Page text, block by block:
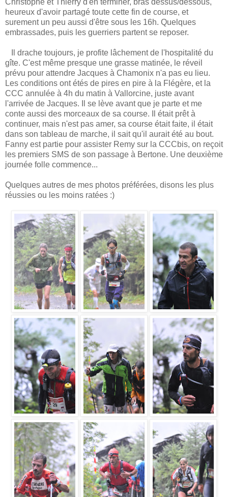
heureux d'avoir partagé toute cette fin de course, et
surement un peu aussi d'être sous les 16h. Quelques
embrassades, puis les guerriers partent se reposer.
Il drache toujours, je profite lâchement de l'hospitalité du
gîte. C'est même presque une grasse matinée, le réveil
prévu pour attendre Jacques à Chamonix n'a pas eu lieu.
Les conditions ont étés de pires en pire à la Flégère, et la
CCC annulée à 4h du matin à Vallorcine, juste avant
l'arrivée de Jacques. Il se lève avant que je parte et me
conte aussi des morceaux de sa course. Il était prêt à
continuer, mais n'est pas amer, sa course était faite, il était
dans son tableau de marche, il sait qu'il aurait été au bout.
Fanny est partie pour assister Remy sur la CCCbis, on reçoit
les premiers SMS de son passage à Bertone. Une deuxième
journée folle commence...
Quelques autres de mes photos préférées, disons les plus
réussies ou les moins ratées :)